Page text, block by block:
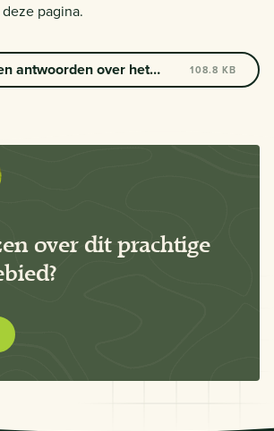
pagina.
antwoorden over het 108.8 KB
over dit prachtige